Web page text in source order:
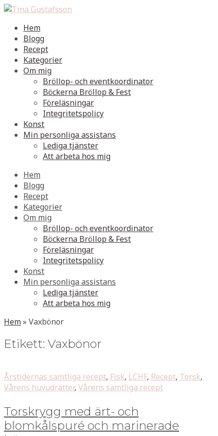
Hem
Blogg
Recept
Kategorier
Om mig
Bröllop- och eventkoordinator
Böckerna Bröllop & Fest
Föreläsningar
Integritetspolicy
Konst
Min personliga assistans
Lediga tjänster
Att arbeta hos mig
Hem
Blogg
Recept
Kategorier
Om mig
Bröllop- och eventkoordinator
Böckerna Bröllop & Fest
Föreläsningar
Integritetspolicy
Konst
Min personliga assistans
Lediga tjänster
Att arbeta hos mig
Hem» Vaxbönor
Etikett: Vaxbönor
Årstidernas samtliga recept, Fisk, LCHF, Recept, Torsk,
Vårens huvudrätter, Vårens samtliga recept
Torskrygg med ärt- och
blomkålspuré och marinerade